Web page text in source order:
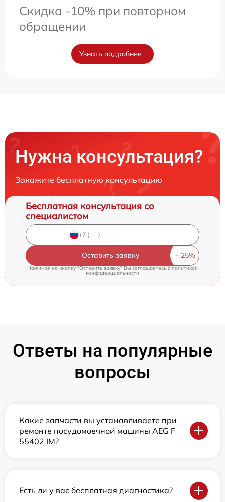
Скидка -10% при повторном
обращении
Узнать подробнее
Нужна консультация?
Закажите бесплатную консультацию
Бесплатная консультация со
специалистом
Оставить заявку
Нажимая на кнопку "Оставить заявку" Вы соглашаетесь cполитикой
конфиденциальности
Ответы на популярные
вопросы
Какие запчасти вы устанавливаете при
ремонте посудомоечной машины AEG F
55402 IM?
Есть ли у вас бесплатная диагностика?